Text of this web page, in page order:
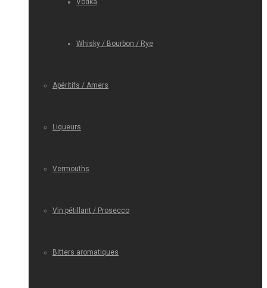
Vodka
Whisky / Bourbon / Rye
Apéritifs / Amers
Liqueurs
Vermouths
Vin pétillant / Prosecco
Bitters aromatiques